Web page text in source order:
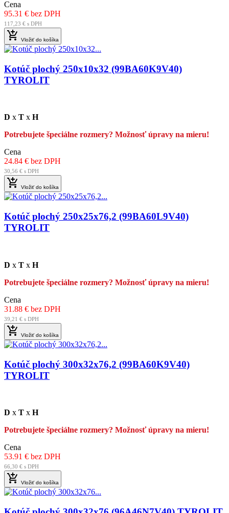
Cena
95.31 € bez DPH
117,23 € s DPH
 Vložiť do košíka
Kotúč plochý 250x10x32 (99BA60K9V40)
TYROLIT
D x T x H
Potrebujete špeciálne rozmery? Možnosť úpravy na mieru!
Cena
24.84 € bez DPH
30,56 € s DPH
 Vložiť do košíka
Kotúč plochý 250x25x76,2 (99BA60L9V40)
TYROLIT
D x T x H
Potrebujete špeciálne rozmery? Možnosť úpravy na mieru!
Cena
31.88 € bez DPH
39,21 € s DPH
 Vložiť do košíka
Kotúč plochý 300x32x76,2 (99BA60K9V40)
TYROLIT
D x T x H
Potrebujete špeciálne rozmery? Možnosť úpravy na mieru!
Cena
53.91 € bez DPH
66,30 € s DPH
 Vložiť do košíka